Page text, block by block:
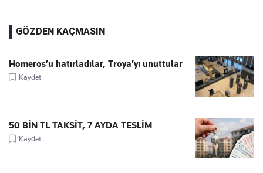
GÖZDEN KAÇMASIN
Homeros’u hatırladılar, Troya’yı unuttular
Kaydet
50 BİN TL TAKSİT, 7 AYDA TESLİM
Kaydet